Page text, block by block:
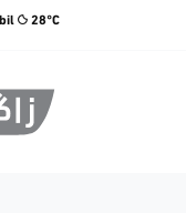
28°C